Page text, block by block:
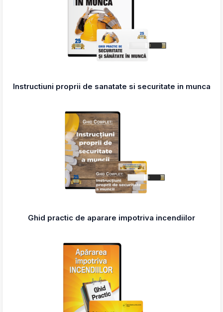
Instructiuni proprii de sanatate si securitate in munca
Ghid practic de aparare impotriva incendiilor